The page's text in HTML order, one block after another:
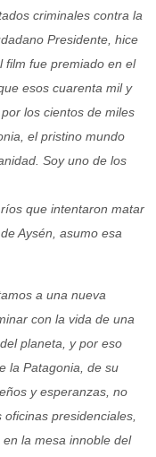
criminales contra la
Presidente, hice
film fue premiado en el
esos cuarenta mil y
los cientos de miles
el pristino mundo
Soy uno de los
que intentaron matar
Aysén, asumo esa
a una nueva
con la vida de una
planeta, y por eso
la Patagonia, de su
y esperanzas, no
presidenciales,
la mesa innoble del